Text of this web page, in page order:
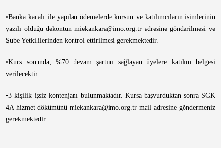
•Banka kanalı ile yapılan ödemelerde kursun ve katılımcıların isimlerinin
yazılı olduğu dekontun miekankara@imo.org.tr adresine gönderilmesi ve
Şube Yetkililerinden kontrol ettirilmesi gerekmektedir.
•Kurs sonunda; %70 devam şartını sağlayan üyelere katılım belgesi
verilecektir.
•3 kişilik işsiz kontenjanı bulunmaktadır. Kursa başvurduktan sonra SGK
4A hizmet dökümünü miekankara@imo.org.tr mail adresine göndermeniz
gerekmektedir.